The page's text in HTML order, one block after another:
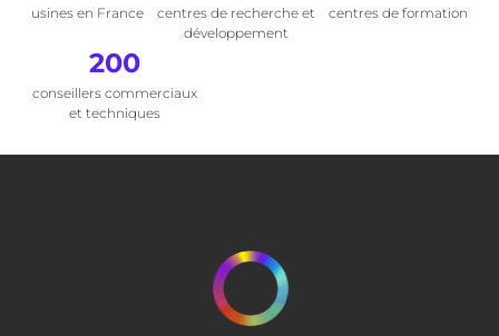
usines en France
centres de recherche et
développement
centres de formation
200
conseillers commerciaux
et techniques